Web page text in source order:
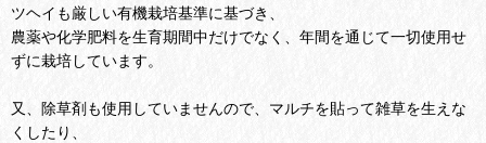
ツヘイも厳しい有機栽培基準に基づき、
農薬や化学肥料を生育期間中だけでなく、年間を通じて一切使用せ
ずに栽培しています。
又、除草剤も使用していませんので、マルチを貼って雑草を生えな
くしたり、